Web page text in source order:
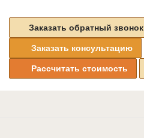
Заказать обратный звонок
Заказать консультацию
Рассчитать стоимость